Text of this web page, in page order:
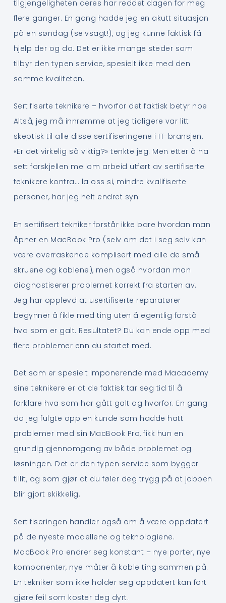
tilgjengeligheten deres har reddet dagen for meg
flere ganger. En gang hadde jeg en akutt situasjon
på en søndag (selvsagt!), og jeg kunne faktisk få
hjelp der og da. Det er ikke mange steder som
tilbyr den typen service, spesielt ikke med den
samme kvaliteten.
Sertifiserte teknikere – hvorfor det faktisk betyr noe
Altså, jeg må innrømme at jeg tidligere var litt
skeptisk til alle disse sertifiseringene i IT-bransjen.
«Er det virkelig så viktig?» tenkte jeg. Men etter å ha
sett forskjellen mellom arbeid utført av sertifiserte
teknikere kontra… la oss si, mindre kvalifiserte
personer, har jeg helt endret syn.
En sertifisert tekniker forstår ikke bare hvordan man
åpner en MacBook Pro (selv om det i seg selv kan
være overraskende komplisert med alle de små
skruene og kablene), men også hvordan man
diagnostiserer problemet korrekt fra starten av.
Jeg har opplevd at usertifiserte reparatører
begynner å fikle med ting uten å egentlig forstå
hva som er galt. Resultatet? Du kan ende opp med
flere problemer enn du startet med.
Det som er spesielt imponerende med Macademy
sine teknikere er at de faktisk tar seg tid til å
forklare hva som har gått galt og hvorfor. En gang
da jeg fulgte opp en kunde som hadde hatt
problemer med sin MacBook Pro, fikk hun en
grundig gjennomgang av både problemet og
løsningen. Det er den typen service som bygger
tillit, og som gjør at du føler deg trygg på at jobben
blir gjort skikkelig.
Sertifiseringen handler også om å være oppdatert
på de nyeste modellene og teknologiene.
MacBook Pro endrer seg konstant – nye porter, nye
komponenter, nye måter å koble ting sammen på.
En tekniker som ikke holder seg oppdatert kan fort
gjøre feil som koster deg dyrt.